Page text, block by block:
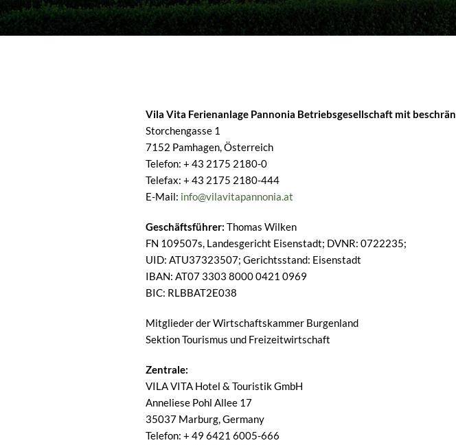
Vila Vita Ferienanlage Pannonia Betriebsgesellschaft mit
Storchengasse 1
7152 Pamhagen, Österreich
Telefon: + 43 2175 2180-0
Telefax: + 43 2175 2180-444
E-Mail: info@vilavitapannonia.at
Geschäftsführer: Thomas Wilken
FN 109507s, Landesgericht Eisenstadt; DVNR: 0722235;
UID: ATU37323507; Gerichtsstand: Eisenstadt
IBAN: AT07 3303 8000 0421 0969
BIC: RLBBAT2E038
Mitglieder der Wirtschaftskammer Burgenland
Sektion Tourismus und Freizeitwirtschaft
Zentrale:
VILA VITA Hotel & Touristik GmbH
Anneliese Pohl Allee 17
35037 Marburg, Germany
Telefon: + 49 6421 6005-666